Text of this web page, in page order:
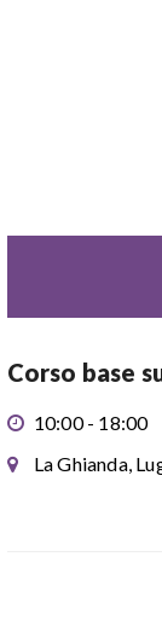
Corso base
10:00 - 18:00
La Ghianda,